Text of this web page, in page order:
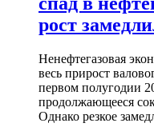
рост
Ненефтегазовая
весь прирост
первом полугодии
продолжающееся
Однако резкое